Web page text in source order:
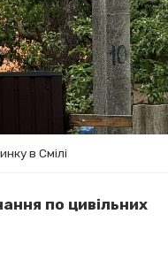
в Смілі
по цивільних